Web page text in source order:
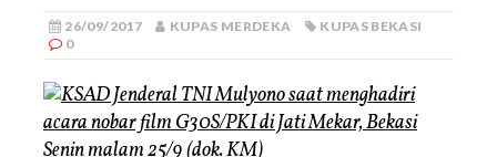
26/09/2017 KUPAS MERDEKA
KUPAS BEKASI
0